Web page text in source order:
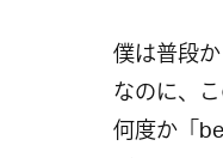
僕は普段
なのに、
何度か「